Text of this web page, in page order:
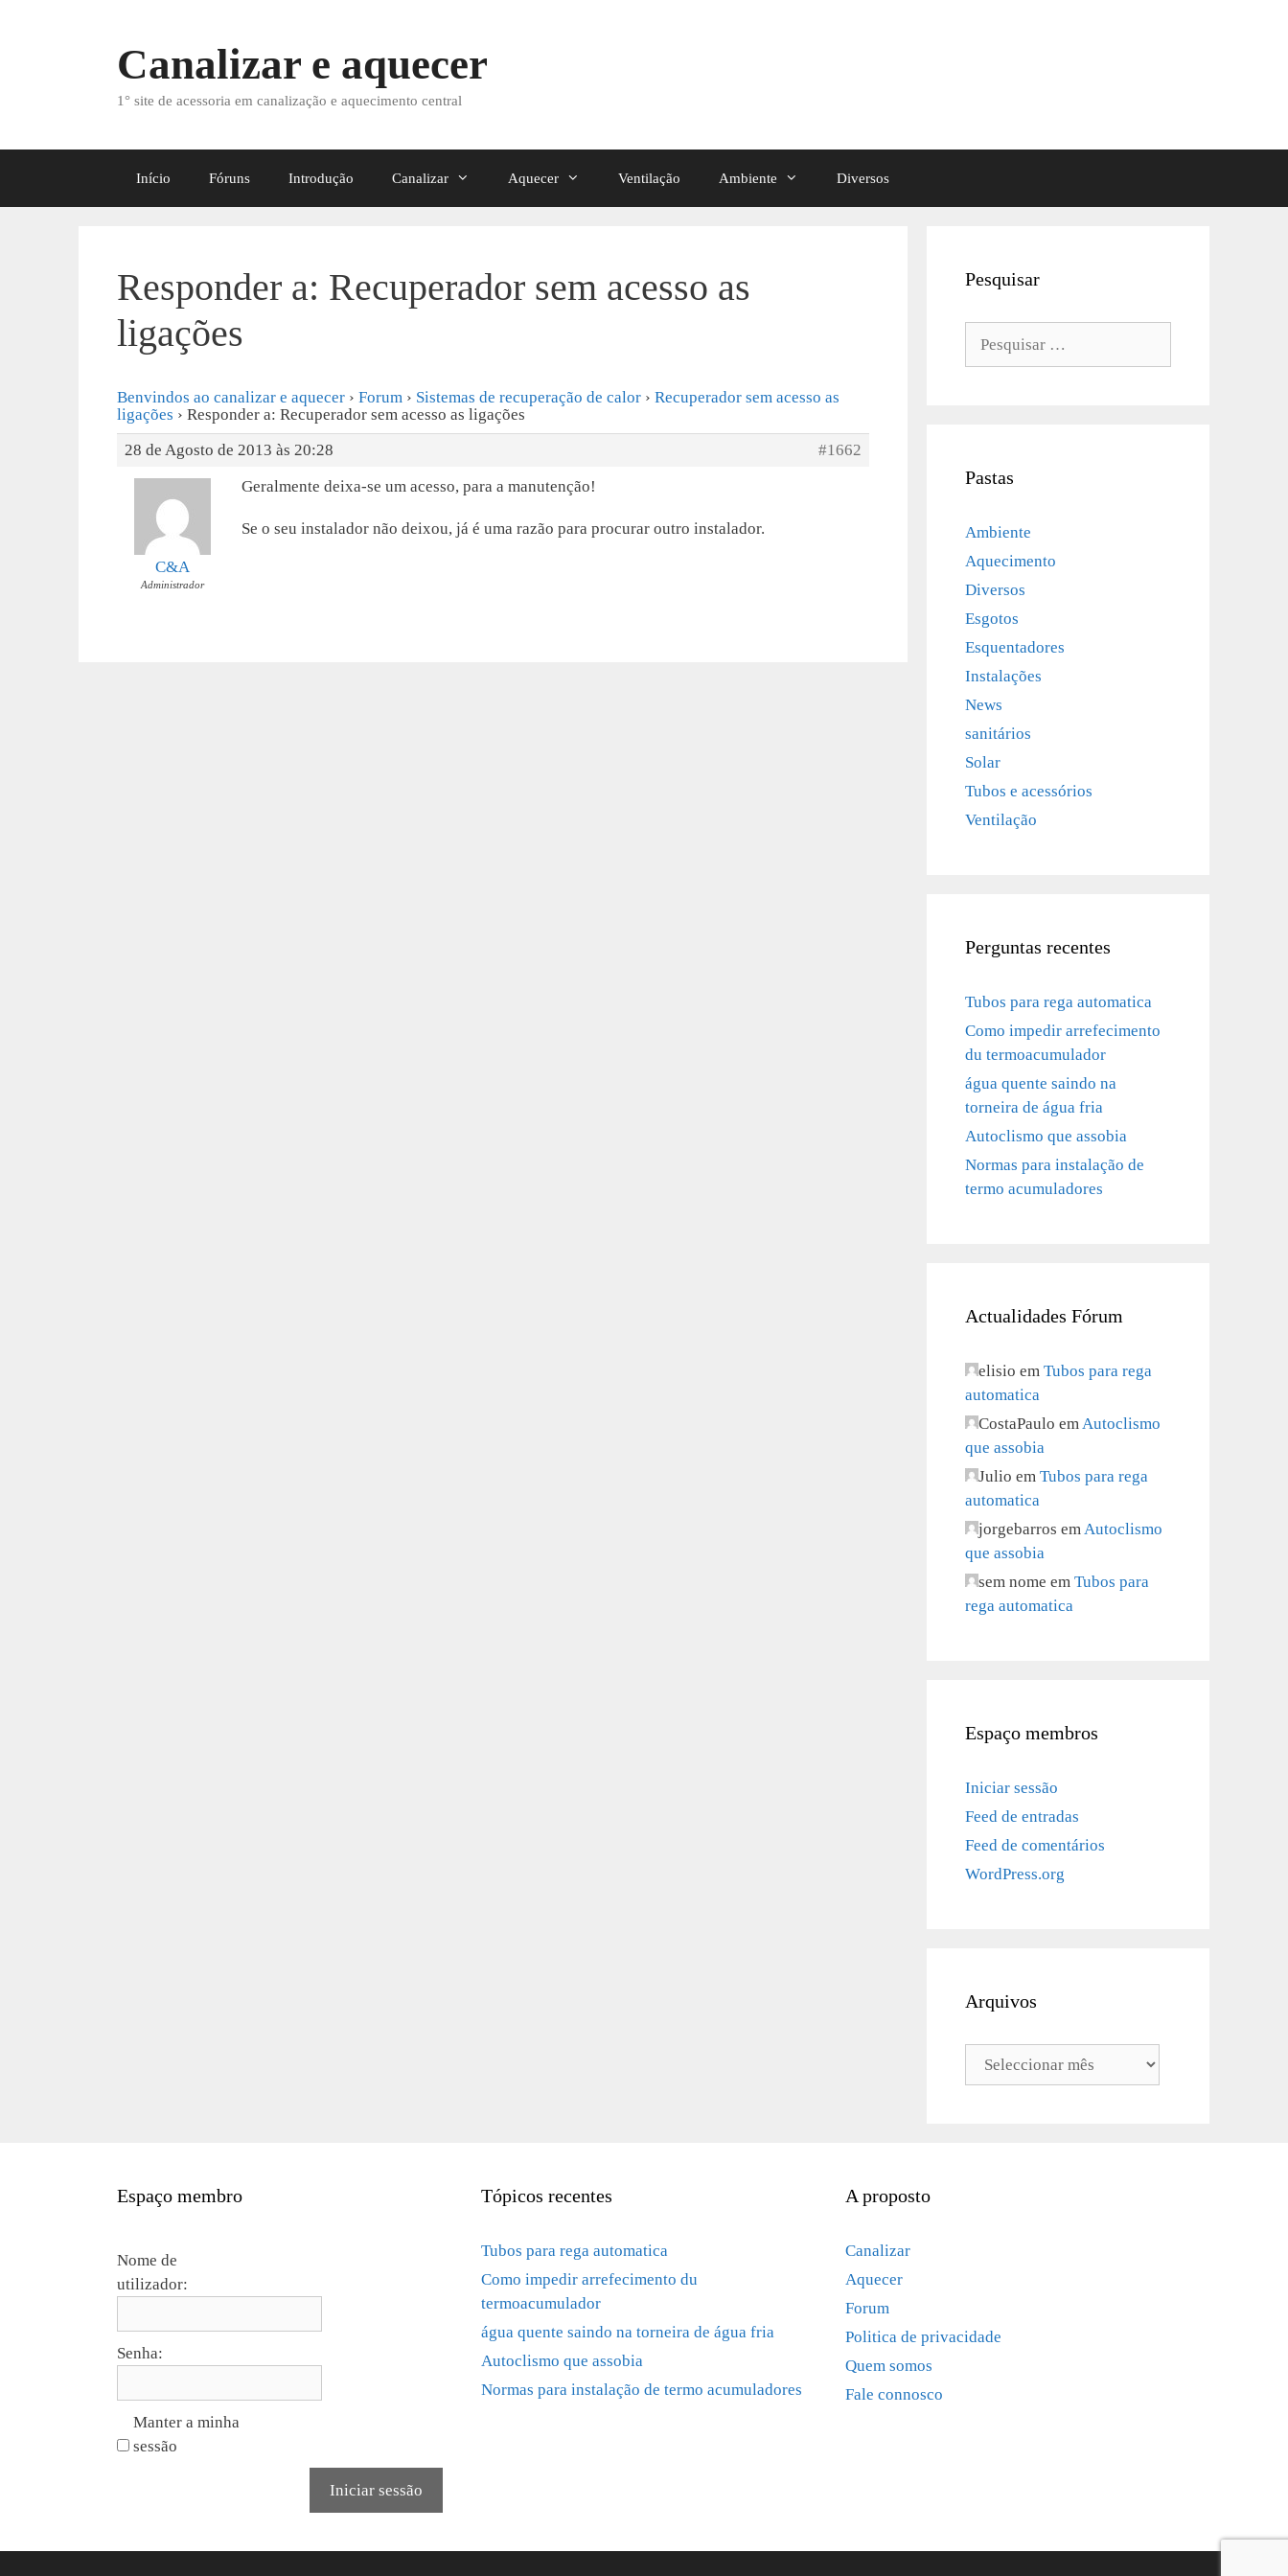
Canalizar e aquecer
1° site de acessoria em canalização e aquecimento central
Início Fóruns Introdução Canalizar Aquecer Ventilação Ambiente Diversos
Responder a: Recuperador sem acesso as
ligações
Benvindos ao canalizar e aquecer › Forum › Sistemas de recuperação de calor › Recuperador sem acesso as
ligações › Responder a: Recuperador sem acesso as ligações
28 de Agosto de 2013 às 20:28
#1662
C&A
Administrador
Geralmente deixa-se um acesso, para a manutenção!
Se o seu instalador não deixou, já é uma razão para procurar outro instalador.
Pesquisar
Pastas
Ambiente
Aquecimento
Diversos
Esgotos
Esquentadores
Instalações
News
sanitários
Solar
Tubos e acessórios
Ventilação
Perguntas recentes
Tubos para rega automatica
Como impedir arrefecimento
du termoacumulador
água quente saindo na
torneira de água fria
Autoclismo que assobia
Normas para instalação de
termo acumuladores
Actualidades Fórum
elisio em Tubos para rega
automatica
CostaPaulo emAutoclismo
que assobia
Julio em Tubos para rega
automatica
jorgebarros emAutoclismo
que assobia
sem nome em Tubos para
rega automatica
Espaço membros
Iniciar sessão
Feed de entradas
Feed de comentários
WordPress.org
Arquivos
Arquivos
Espaço membro
Nome de
utilizador:
Senha:
Manter a minha
sessão
Iniciar sessão
Tópicos recentes
Tubos para rega automatica
Como impedir arrefecimento du
termoacumulador
água quente saindo na torneira de água fria
Autoclismo que assobia
Normas para instalação de termo acumuladores
A proposto
Canalizar
Aquecer
Forum
Politica de privacidade
Quem somos
Fale connosco